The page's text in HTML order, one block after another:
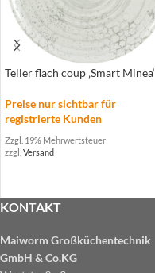
Teller flach coup ‚Smart Minea‘
Preise nur sichtbar für
registrierte Kunden
Zzgl. 19% Mehrwertsteuer
zzgl. Versand
KONTAKT
Maiworm Großküchentechnik
GmbH & Co.KG